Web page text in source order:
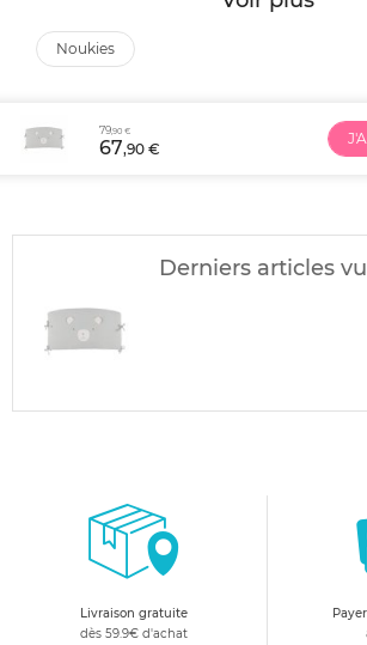
noukies
79,90 €
67,90 €
Derniers articles
Livraison gratuite
dès 59.9€ d'achat